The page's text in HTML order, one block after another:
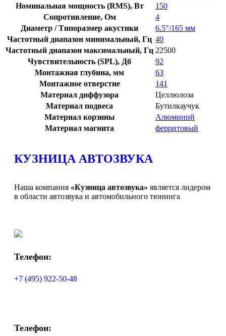
Номинальная мощность (RMS), Вт
150
Сопротивление, Ом
4
Диаметр / Типоразмер акустики
6.5″/165 мм
Частотный диапазон минимальный, Гц 40
Частотный диапазон максимальный, Гц 22500
Чувствительность (SPL), Дб
92
Монтажная глубина, мм
63
Монтажное отверстие
141
Материал диффузора
Целлюлоза
Материал подвеса
Бутилкаучук
Материал корзины
Алюминий
Материал магнита
ферритовый
КУЗНИЦА АВТОЗВУКА
Наша компания «Кузница автозвука» является лидером
в области автозвука и автомобильного тюнинга
Телефон:
+7 (495) 922-50-48
Телефон: